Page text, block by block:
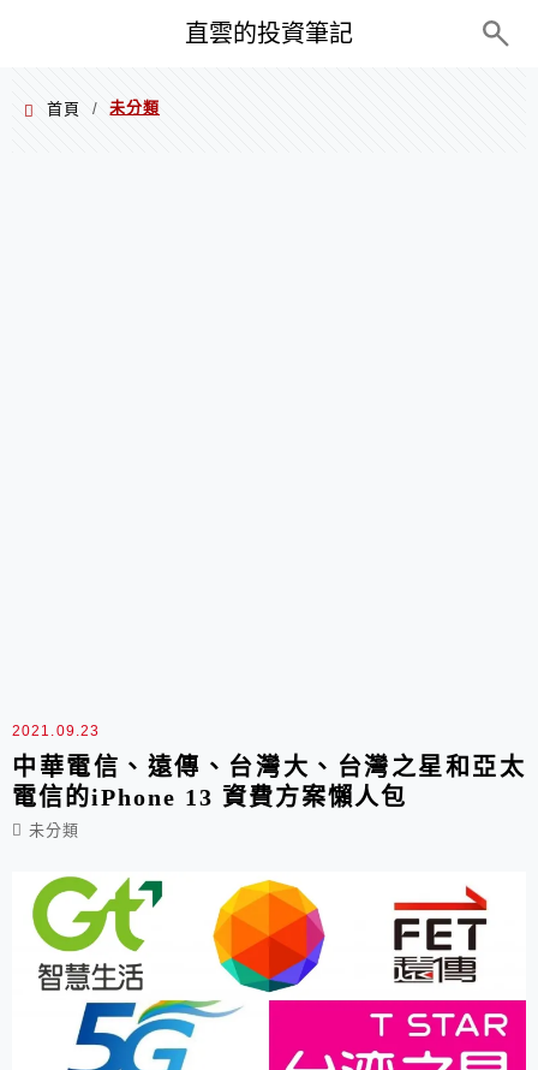
直雲的投資筆記
首頁 / 未分類
2021.09.23
中華電信、遠傳、台灣大、台灣之星和亞太
電信的iPhone 13 資費方案懶人包
未分類